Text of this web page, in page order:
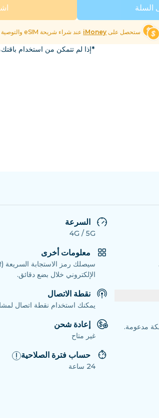
جميع الوجهات
السلة
ستحصل على iMoney عند شراء شريحة eSIM والتوصية بها.
*إذا لم تتمكن من استخدام
السرعة
4G / 5G
معلومات أخرى
الإلكتروني خلال بضع دقائق.
نقطة الاتصال
يمكنك استخدام نقطة اتصال
إعادة شحن
غير متاح
حساب فترة الصلاحية
24 ساعة